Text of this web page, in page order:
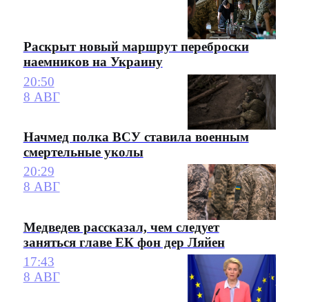
Раскрыт новый маршрут переброски
наемников на Украину
20:50
8 АВГ
Начмед полка ВСУ ставила военным
смертельные уколы
20:29
8 АВГ
Медведев рассказал, чем следует
заняться главе ЕК фон дер Ляйен
17:43
8 АВГ